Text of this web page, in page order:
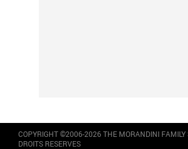
COPYRIGHT ©2006-2026 THE MORANDINI FAMILY
DROITS RESERVES